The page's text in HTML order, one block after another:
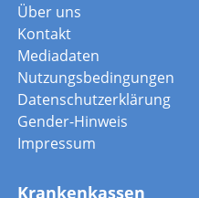
Über uns
Kontakt
Mediadaten
Nutzungsbedingungen
Datenschutzerklärung
Gender-Hinweis
Impressum
Krankenkassen